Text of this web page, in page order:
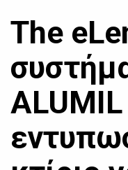
The